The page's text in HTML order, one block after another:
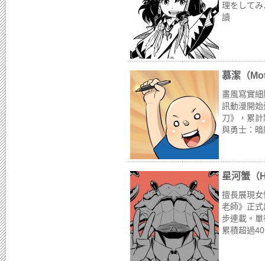
理をして
讀
慕潔（
畫風寫實
訊動漫開
刀》，累
與勇士：
星河蟹（
擅長展現
老師》正
步連載。
累積超過